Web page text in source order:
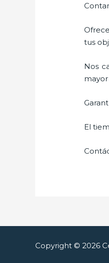
tus
Nos
El
Copyright © 2026